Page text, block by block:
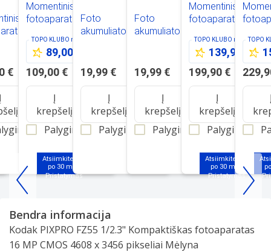
NOW
€
Momentinis
fotoaparatas
FUJIFILM instax
mini 12 PASTEL
BLUE
TOPO KLUBO nariams
89,00 €
109,00 €
Atsiimkite jau
po 30 min.
Į
krepšelį
Palyginti
Foto
akumuliatoriaus
Channel NP-
F550/770/970
19,99 €
Į
krepšelį
Palyginti
Foto
akumuliatorius BIG
19,99 €
Į
krepšelį
Palyginti
Momentinis
fotoaparatas
Gen 3, black
TOPO KLUBO nariams
139,99 €
199,90 €
Atsiimkite jau
po 30 min.
Į
krepšelį
Palyginti
Gen
TOPO
Item
25
Bendra informacija
Kodak PIXPRO FZ55 1/2.3" Kompaktiškas fotoaparatas
16 MP CMOS 4608 x 3456 pikseliai Mėlyna